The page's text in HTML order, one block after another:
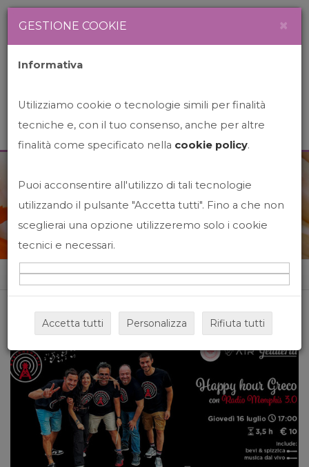
News&Events
Home News&events
GESTIONE COOKIE ×
Informativa
Utilizziamo cookie o tecnologie simili per finalità
tecniche e, con il tuo consenso, anche per altre
finalità come specificato nella cookie policy.
Puoi acconsentire all'utilizzo di tali tecnologie
utilizzando il pulsante "Accetta tutti". Fino a che non
sceglierai una opzione utilizzeremo solo i cookie
tecnici e necessari.
Accetta tutti Personalizza Rifiuta tutti